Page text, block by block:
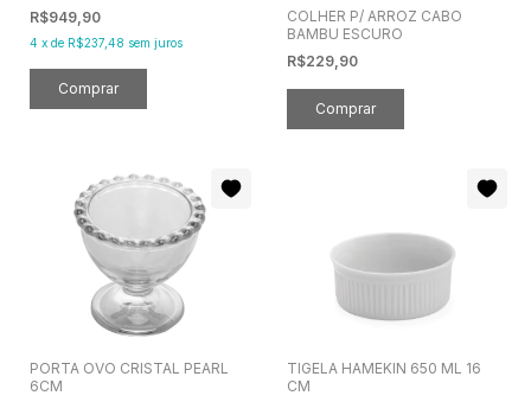
R$949,90
4 x de R$237,48 sem juros
COLHER P/ ARROZ CABO
BAMBU ESCURO
R$229,90
PORTA OVO CRISTAL PEARL
6CM
TIGELA HAMEKIN 650 ML 16
CM